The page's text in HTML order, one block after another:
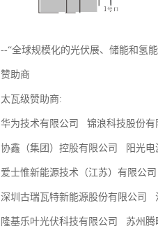
--“全球规模化的光伏展、储能和氢
赞助商
太瓦级赞助商:
华为技术有限公司 锦浪科技股份有
协鑫（集团）控股有限公司 阳光电
爱士惟新能源技术（江苏）有限公
深圳古瑞瓦特新能源股份有限公司
隆基乐叶光伏科技有限公司 苏州腾